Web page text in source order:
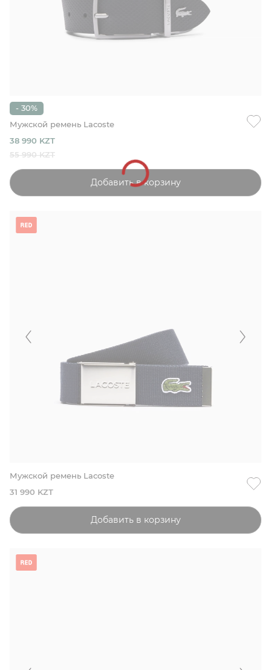
- 30%
Мужской ремень Lacoste
38 990 KZT
55 990 KZT
Добавить в корзину
Мужской ремень Lacoste
31 990 KZT
Добавить в корзину